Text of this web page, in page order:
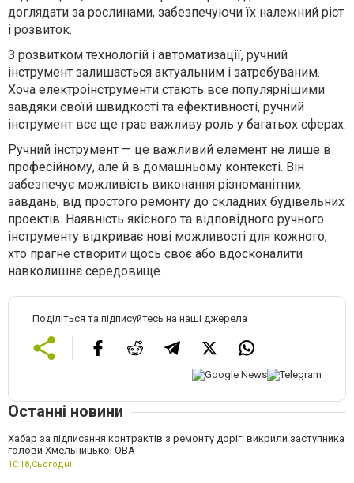
доглядати за рослинами, забезпечуючи їх належний ріст
і розвиток.
З розвитком технологій і автоматизації, ручний
інструмент залишається актуальним і затребуваним.
Хоча електроінструменти стають все популярнішими
завдяки своїй швидкості та ефективності, ручний
інструмент все ще грає важливу роль у багатьох сферах.
Ручний інструмент — це важливий елемент не лише в
професійному, але й в домашньому контексті. Він
забезпечує можливість виконання різноманітних
завдань, від простого ремонту до складних будівельних
проектів. Наявність якісного та відповідного ручного
інструменту відкриває нові можливості для кожного,
хто прагне створити щось своє або вдосконалити
навколишнє середовище.
Поділіться та підписуйтесь на наші джерела
Останні новини
Хабар за підписання контрактів з ремонту доріг: викрили заступника
голови Хмельницької ОВА
10:18,Сьогодні